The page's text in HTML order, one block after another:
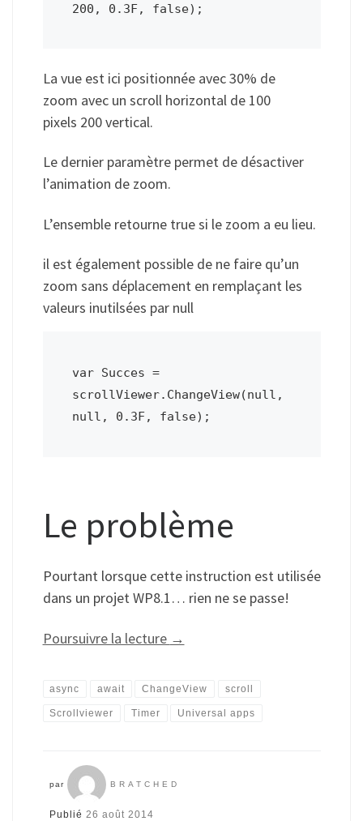
200, 0.3F, false);
La vue est ici positionnée avec 30% de
zoom avec un scroll horizontal de 100
pixels 200 vertical.
Le dernier paramètre permet de désactiver
l’animation de zoom.
L’ensemble retourne true si le zoom a eu lieu.
il est également possible de ne faire qu’un
zoom sans déplacement en remplaçant les
valeurs inutilsées par null
var Succes =
scrollViewer.ChangeView(null,
null, 0.3F, false);
Le problème
Pourtant lorsque cette instruction est utilisée
dans un projet WP8.1… rien ne se passe!
Poursuivre la lecture →
async await ChangeView scroll
Scrollviewer Timer Universal apps
par BRATCHED
Publié 26 août 2014